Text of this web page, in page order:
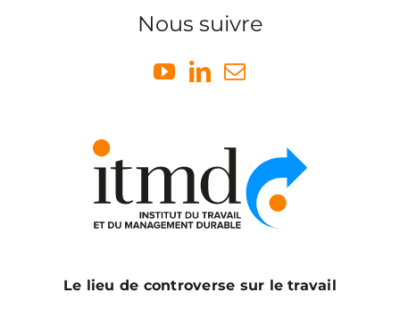
Nous suivre
Le lieu de controverse sur le travail